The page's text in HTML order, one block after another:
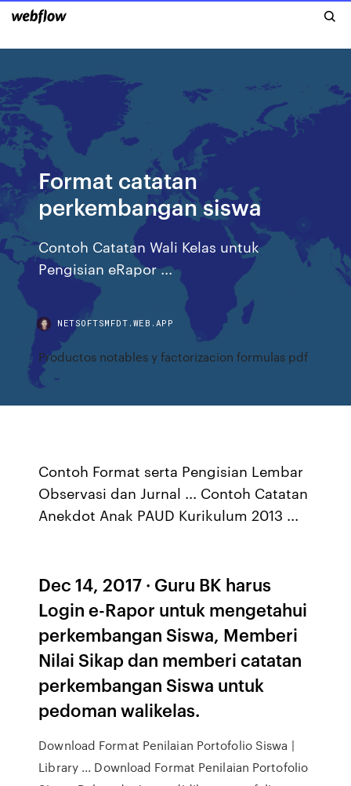
Format catatan
perkembangan siswa
Contoh Catatan Wali Kelas untuk
Pengisian eRapor ...
NETSOFTSMFDT.WEB.APP
Productos notables y factorizacion formulas pdf
Contoh Format serta Pengisian Lembar
Observasi dan Jurnal ... Contoh Catatan
Anekdot Anak PAUD Kurikulum 2013 ...
Dec 14, 2017 · Guru BK harus
Login e-Rapor untuk mengetahui
perkembangan Siswa, Memberi
Nilai Sikap dan memberi catatan
perkembangan Siswa untuk
pedoman walikelas.
Download Format Penilaian Portofolio Siswa |
Library ... Download Format Penilaian Portofolio